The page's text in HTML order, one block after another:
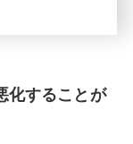
化することが